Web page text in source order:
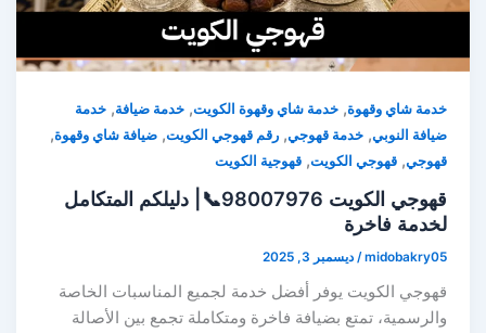
خدمة شاي وقهوة, خدمة شاي وقهوة الكويت, خدمة ضيافة, خدمة
ضيافة النوبي, خدمة قهوجي, رقم قهوجي الكويت, ضيافة شاي وقهوة,
قهوجي, قهوجي الكويت, قهوجية الكويت
قهوجي الكويت 98007976📞| دليلكم المتكامل
لخدمة فاخرة
midobakry05
/ ديسمبر 3, 2025
قهوجي الكويت يوفر أفضل خدمة لجميع المناسبات الخاصة
والرسمية، تمتع بضيافة فاخرة ومتكاملة تجمع بين الأصالة